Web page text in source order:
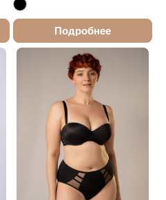
Подробнее